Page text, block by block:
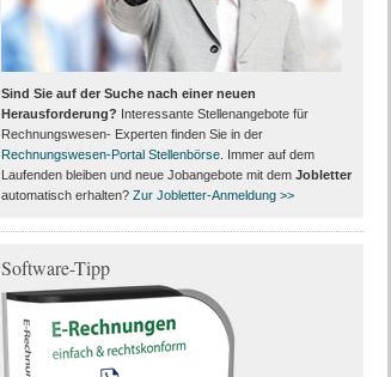
Sind Sie auf der Suche nach einer neuen
Herausforderung? Interessante Stellenangebote für
Rechnungswesen- Experten finden Sie in der
Rechnungswesen-Portal Stellenbörse. Immer auf dem
Laufenden bleiben und neue Jobangebote mit dem Jobletter
automatisch erhalten? Zur Jobletter-Anmeldung >>
Software-Tipp